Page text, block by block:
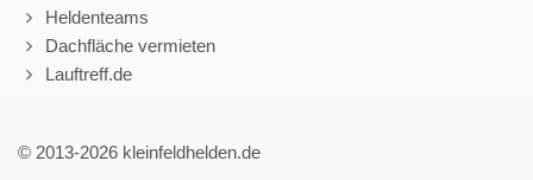
Heldenteams
Dachfläche vermieten
Lauftreff.de
© 2013-2026 kleinfeldhelden.de